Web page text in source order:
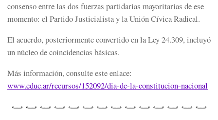
consenso entre las dos fuerzas partidarias mayoritarias de ese
momento: el Partido Justicialista y la Unión Cívica Radical.
El acuerdo, posteriormente convertido en la Ley 24.309, incluyó
un núcleo de coincidencias básicas.
Más información, consulte este enlace:
www.educ.ar/recursos/152092/dia-de-la-constitucion-nacional